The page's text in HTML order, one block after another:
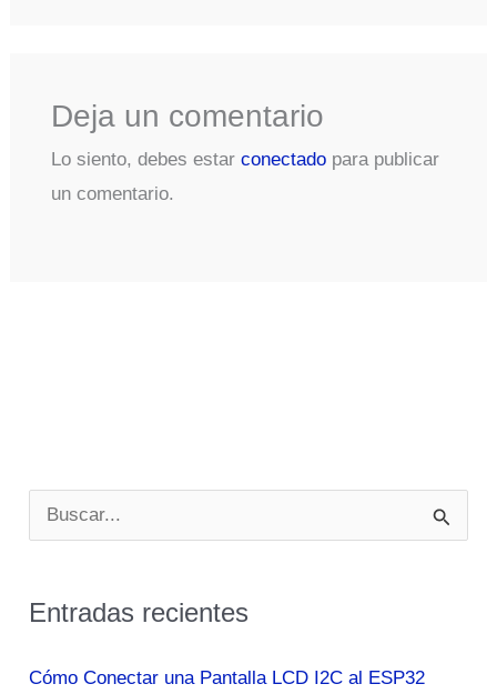
Deja un comentario
Lo siento, debes estar conectadopara publicar
un comentario.
u
c
Entradas recientes
Cómo Conectar una Pantalla LCD I2C al ESP32